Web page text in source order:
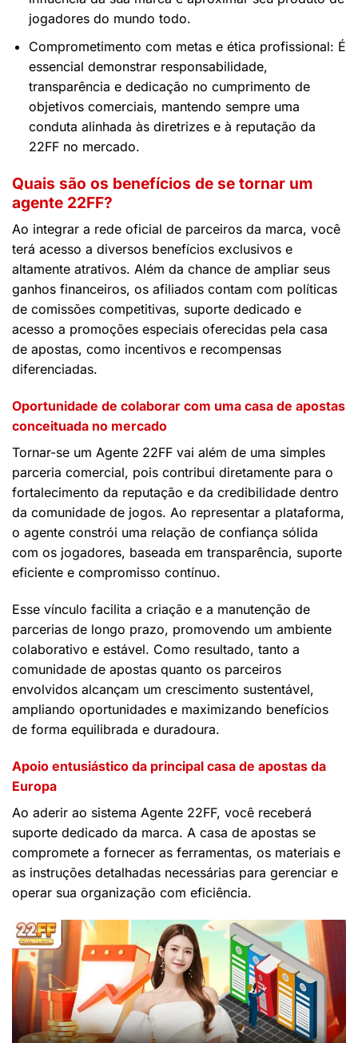
jogadores do mundo todo.
Comprometimento com metas e ética profissional: É
essencial demonstrar responsabilidade,
transparência e dedicação no cumprimento de
objetivos comerciais, mantendo sempre uma
conduta alinhada às diretrizes e à reputação da
22FF no mercado.
Quais são os benefícios de se tornar um
agente 22FF?
Ao integrar a rede oficial de parceiros da marca, você
terá acesso a diversos benefícios exclusivos e
altamente atrativos. Além da chance de ampliar seus
ganhos financeiros, os afiliados contam com políticas
de comissões competitivas, suporte dedicado e
acesso a promoções especiais oferecidas pela casa
de apostas, como incentivos e recompensas
diferenciadas.
Oportunidade de colaborar com uma casa de apostas
conceituada no mercado
Tornar-se um Agente 22FF vai além de uma simples
parceria comercial, pois contribui diretamente para o
fortalecimento da reputação e da credibilidade dentro
da comunidade de jogos. Ao representar a plataforma,
o agente constrói uma relação de confiança sólida
com os jogadores, baseada em transparência, suporte
eficiente e compromisso contínuo.
Esse vínculo facilita a criação e a manutenção de
parcerias de longo prazo, promovendo um ambiente
colaborativo e estável. Como resultado, tanto a
comunidade de apostas quanto os parceiros
envolvidos alcançam um crescimento sustentável,
ampliando oportunidades e maximizando benefícios
de forma equilibrada e duradoura.
Apoio entusiástico da principal casa de apostas da
Europa
Ao aderir ao sistema Agente 22FF, você receberá
suporte dedicado da marca. A casa de apostas se
compromete a fornecer as ferramentas, os materiais e
as instruções detalhadas necessárias para gerenciar e
operar sua organização com eficiência.